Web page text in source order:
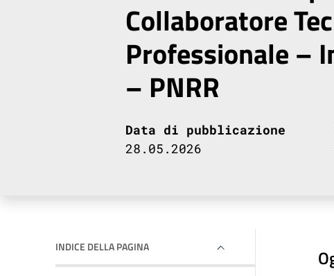
Collaboratore
Professionale –
– PNRR
Data di pubblicazione
28.05.2026
INDICE DELLA PAGINA